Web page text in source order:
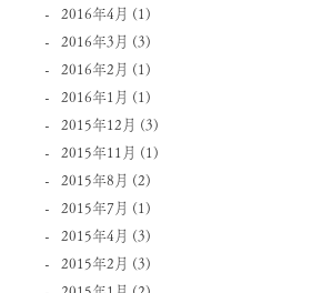
2016年4月 (1)
2016年3月 (3)
2016年2月 (1)
2016年1月 (1)
2015年12月 (3)
2015年11月 (1)
2015年8月 (2)
2015年7月 (1)
2015年4月 (3)
2015年2月 (3)